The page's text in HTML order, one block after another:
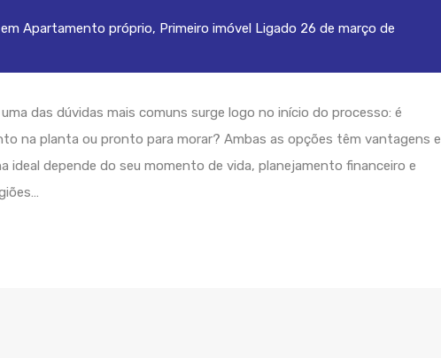
Apartamento próprio, Primeiro imóvel Ligado 26 de março de
das dúvidas mais comuns surge logo no início do processo: é
na planta ou pronto para morar? Ambas as opções têm vantagens e
ideal depende do seu momento de vida, planejamento financeiro e